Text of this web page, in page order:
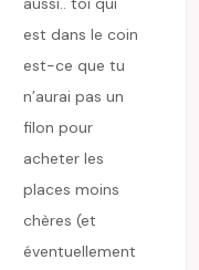
est dans le coin
est-ce que tu
n’aurai pas un
filon pour
acheter les
places moins
chères (et
éventuellement